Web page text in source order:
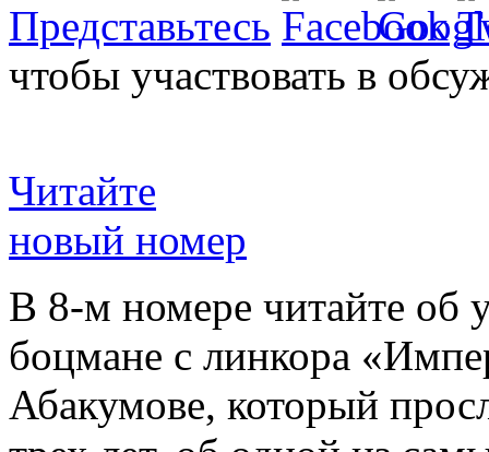
Представьтесь
чтобы участвовать в
Читайте
новый номер
В 8-м номере читайте об
боцмане с линкора
Абакумове, который